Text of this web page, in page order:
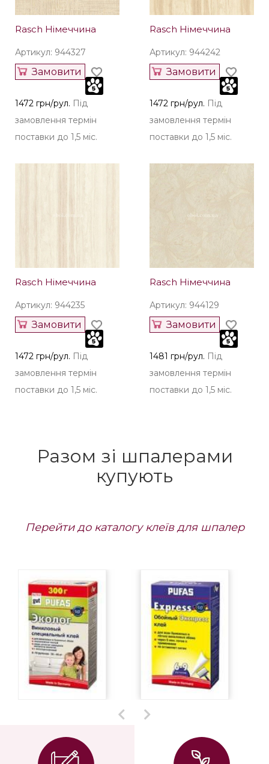
Rasch Німеччина
Артикул: 944327
Замовити
1472 грн/рул. Під
замовлення термін
поставки до 1,5 міс.
Rasch Німеччина
Артикул: 944242
Замовити
1472 грн/рул. Під
замовлення термін
поставки до 1,5 міс.
Rasch Німеччина
Артикул: 944235
Замовити
1472 грн/рул. Під
замовлення термін
поставки до 1,5 міс.
Rasch Німеччина
Артикул: 944129
Замовити
1481 грн/рул. Під
замовлення термін
поставки до 1,5 міс.
Разом зі шпалерами
купують
Перейти до каталогу клеїв для шпалер